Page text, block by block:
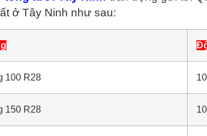
ở Tây Ninh như sau:
100 R28
150 R28